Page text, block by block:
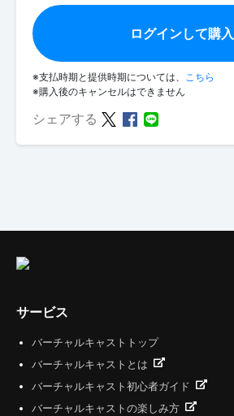
ログインして購入
※支払時期と提供時期については、 こちら
※購入後のキャンセルはできません
シェアする
サービス
バーチャルキャストトップ
バーチャルキャストとは
バーチャルキャスト初心者ガイド
バーチャルキャストの楽しみ方